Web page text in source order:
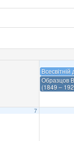
Образцов
(1849 –
7